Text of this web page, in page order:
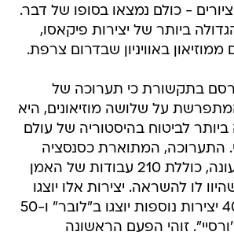
פיקאסו, וגנבו 12 ציורים - כולם נמצאו בסופו של דבר.
הגדולה ביותר של יצירות פיקאסו,
בתקשורת כי תערוכה של
על שלושה מוזיאונים, היא
לביטוח בהיסטוריה של עולם
התערוכה, המתוארת כסנסציה
האמנותית של העונה, כוללת 210 עבודות של האמן
לו להשראה. יצירות אלו יוצגו
ב"גרנד פאלה". 40 יצירות נוספות יוצגו ב"לובר" ו-50
זוהי הפעם הראשונה